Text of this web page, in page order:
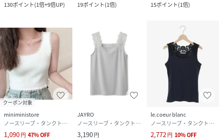
130ポイント(1倍+9倍UP)
19ポイント(1倍)
15ポイント(1倍)
クーポン対象
miniministore
ノースリーブ・タンクトップ
1,090円 47%OFF
JAYRO
ノースリーブ・タンクトップ
3,190円
le.coeur blanc
ノースリーブ・タンクトップ
2,772円 10%OFF